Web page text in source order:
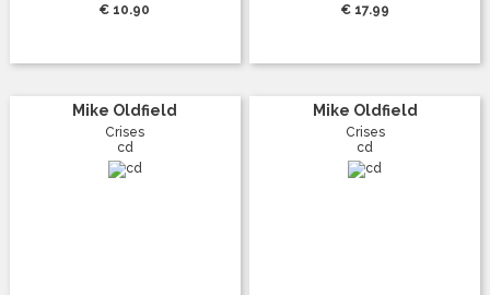
€ 10.90 € 17.99
Mike Oldfield
Crises
cd
Mike Oldfield
Crises
cd